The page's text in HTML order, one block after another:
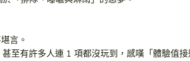
言。
至有許多人連 1 項都沒玩到，感嘆「體驗值接